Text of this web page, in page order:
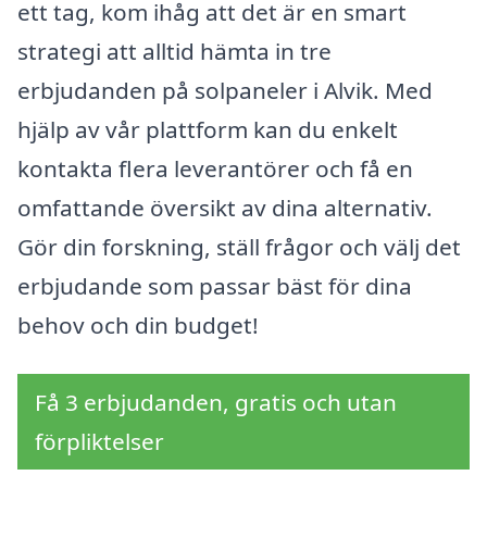
ett tag, kom ihåg att det är en smart
strategi att alltid hämta in tre
erbjudanden på solpaneler i Alvik. Med
hjälp av vår plattform kan du enkelt
kontakta flera leverantörer och få en
omfattande översikt av dina alternativ.
Gör din forskning, ställ frågor och välj det
erbjudande som passar bäst för dina
behov och din budget!
Få 3 erbjudanden, gratis och utan
förpliktelser